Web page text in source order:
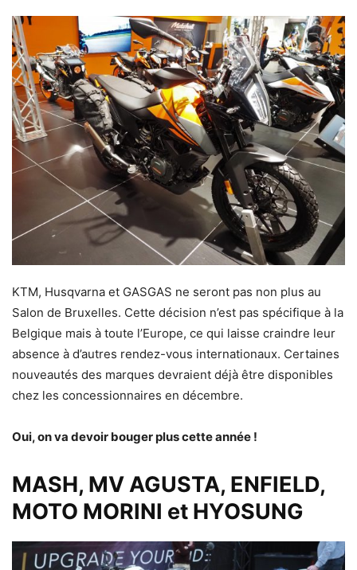
KTM, Husqvarna et GASGAS ne seront pas non plus au
Salon de Bruxelles. Cette décision n’est pas spécifique à la
Belgique mais à toute l’Europe, ce qui laisse craindre leur
absence à d’autres rendez-vous internationaux. Certaines
nouveautés des marques devraient déjà être disponibles
chez les concessionnaires en décembre.
Oui, on va devoir bouger plus cette année !
MASH, MV AGUSTA, ENFIELD,
MOTO MORINI et HYOSUNG